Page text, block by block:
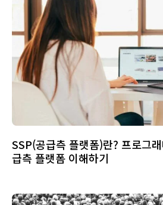
SSP(공급측 플랫폼)란? 프로그
급측 플랫폼 이해하기